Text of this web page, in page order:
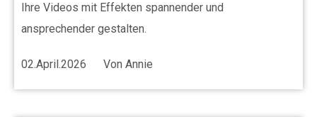
Ihre Videos mit Effekten spannender und
ansprechender gestalten.
02.April.2026 Von Annie